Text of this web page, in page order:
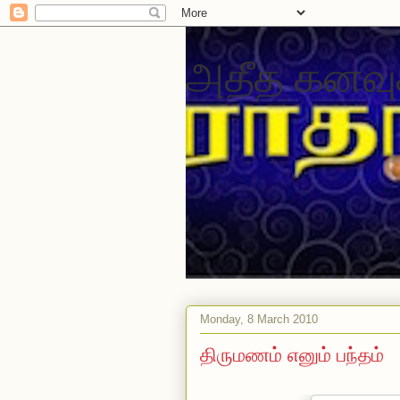
அதீத
Monday, 8 March 2010
திருமணம் எனும் பந்தம்